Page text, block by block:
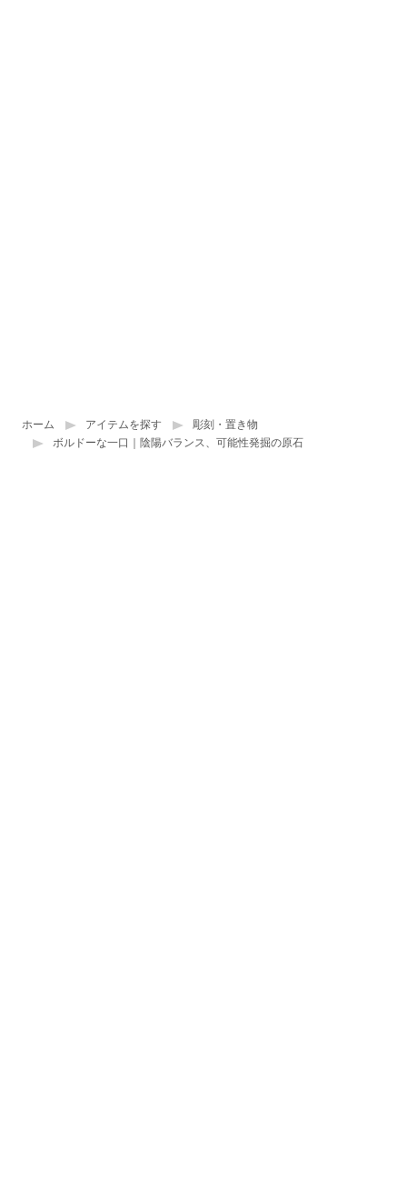
ホーム アイテムを探す
彫刻・置き物
ボルドーな一口｜陰陽バランス、可能性発掘の原石